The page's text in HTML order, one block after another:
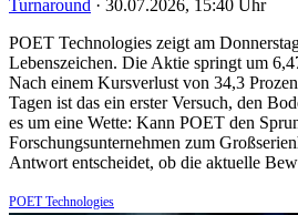
Turnaround · 30.07.2026, 15:40 Uhr
POET Technologies zeigt am
Lebenszeichen. Die Aktie springt um
Nach einem Kursverlust von 34,3
Tagen ist das ein erster Versuch, den
es um eine Wette: Kann POET den
Forschungsunternehmen zum
Antwort entscheidet, ob die aktuelle
POET Technologies